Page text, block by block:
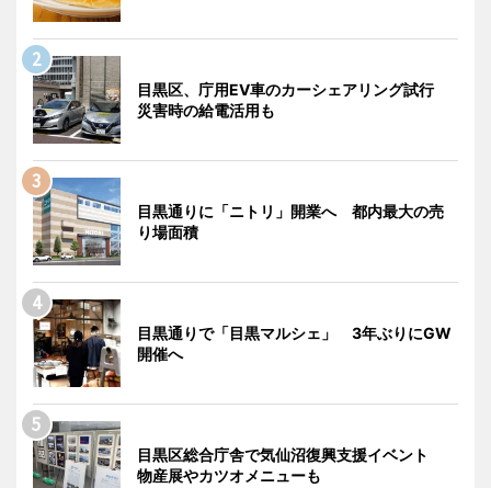
目黒区、庁用EV車のカーシェアリング試行
災害時の給電活用も
目黒通りに「ニトリ」開業へ 都内最大の売
り場面積
目黒通りで「目黒マルシェ」 3年ぶりにGW
開催へ
目黒区総合庁舎で気仙沼復興支援イベント
物産展やカツオメニューも